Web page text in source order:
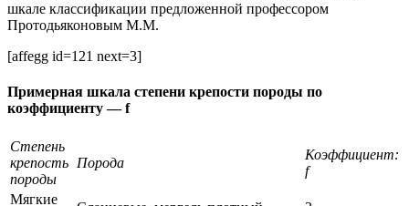
шкале классификации предложенной профессором
Протодьяконовым М.М.
[affegg id=121 next=3]
Примерная шкала степени крепости породы по
коэффициенту — f
Степень
крепость
породы
Порода
Коэффициент:
f
Мягкие